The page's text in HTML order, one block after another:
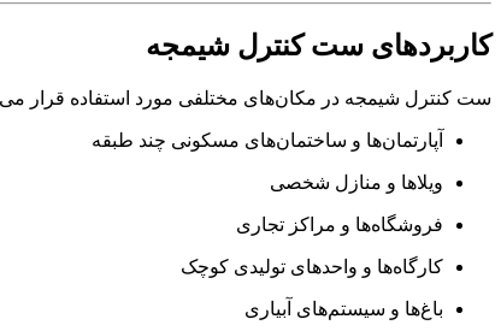
کاربردهای ست کنترل شیمجه
ست کنترل شیمجه در مکان‌های مختلفی مورد استفاده قرار
آپارتمان‌ها و ساختمان‌های مسکونی چند طبقه
ویلاها و منازل شخصی
فروشگاه‌ها و مراکز تجاری
کارگاه‌ها و واحدهای تولیدی کوچک
باغ‌ها و سیستم‌های آبیاری